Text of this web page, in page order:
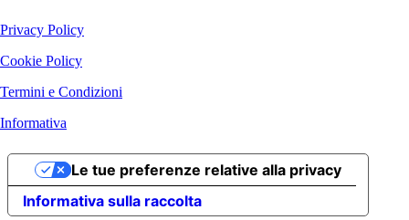
Privacy Policy
Cookie Policy
Termini e Condizioni
Informativa
Informativa sulla raccolta
Le tue preferenze relative alla privacy